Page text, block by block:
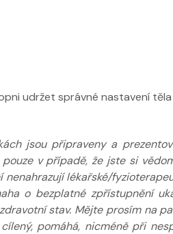
udržet správné nastavení těla
jsou připraveny a
v případě, že jste si
lékařské/
o bezplatné zpřístupnění
stav. Mějte prosím na
pomáhá, nicméně při